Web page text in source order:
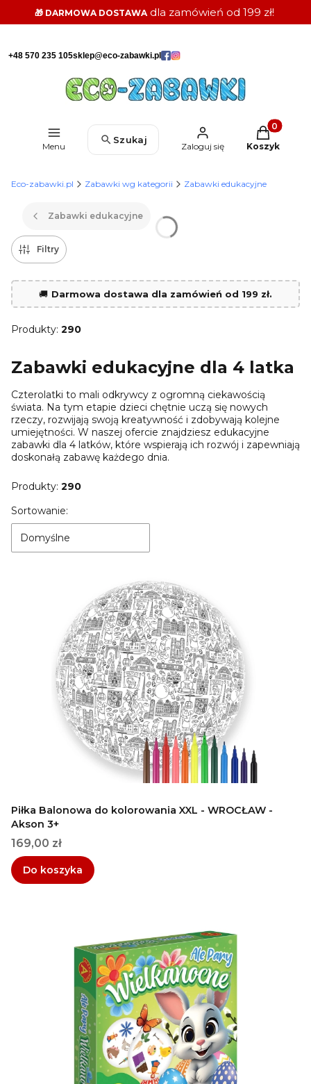
🎁 DARMOWA DOSTAWAdla zamówień od 199 zł!
+48 570 235 105sklep@eco-zabawki.pl
Menu
Szukaj
Zaloguj się
Produkty w
Koszyk
Eco-zabawki.pl Zabawki wg kategorii Zabawki edukacyjne
Zabawki edukacyjne
Filtry
🚚 Darmowa dostawa dla zamówień od 199 zł.
Produkty: 290
Zabawki edukacyjne dla 4 latka
Czterolatki to mali odkrywcy z ogromną ciekawością
świata. Na tym etapie dzieci chętnie uczą się nowych
rzeczy, rozwijają swoją kreatywność i zdobywają kolejne
umiejętności. W naszej ofercie znajdziesz edukacyjne
zabawki dla 4 latków, które wspierają ich rozwój i zapewniają
doskonałą zabawę każdego dnia.
Produkty: 290
Lista produktów
Sortowanie:
Domyślne
Piłka Balonowa do kolorowania XXL - WROCŁAW -
Akson 3+
Cena
169,00 zł
Do koszyka